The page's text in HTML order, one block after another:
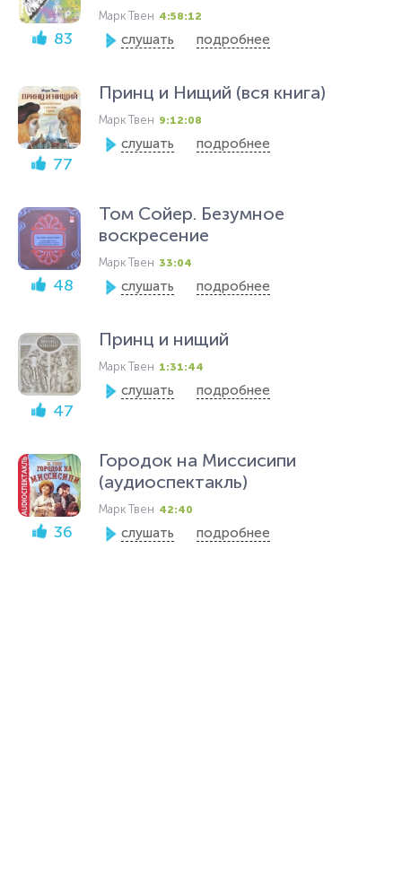
83
Марк Твен 4:58:12
слушать подробнее
77
Принц и Нищий (вся книга)
Марк Твен 9:12:08
слушать подробнее
48
Том Сойер. Безумное
воскресение
Марк Твен 33:04
слушать подробнее
47
Принц и нищий
Марк Твен 1:31:44
слушать подробнее
36
Городок на Миссисипи
(аудиоспектакль)
Марк Твен 42:40
слушать подробнее